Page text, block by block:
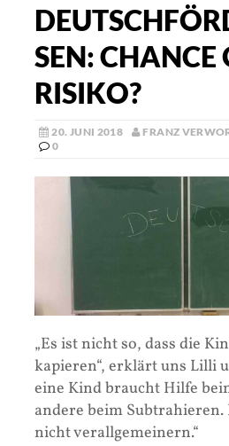
SEN: CHANCE
RISIKO?
20. JUNI 2018 FRANZ
0
„Es ist nicht so, dass die
kapieren“, erklärt uns Lilli
eine Kind braucht Hilfe
andere beim Subtrahieren.
nicht verallgemeinern.“